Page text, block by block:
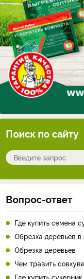
Поиск по сайту
Вопрос-ответ
Где купить семена
Обрезка деревьев
Обрезка деревьев
Чем травить
Где купить сукерник